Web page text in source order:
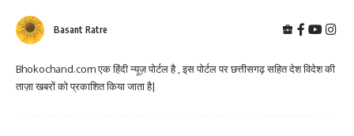
Basant Ratre
Bhokochand.com एक हिंदी न्यूज़ पोर्टल है , इस पोर्टल पर छत्तीसगढ़ सहित देश विदेश की
ताज़ा खबरों को प्रकाशित किया जाता है|